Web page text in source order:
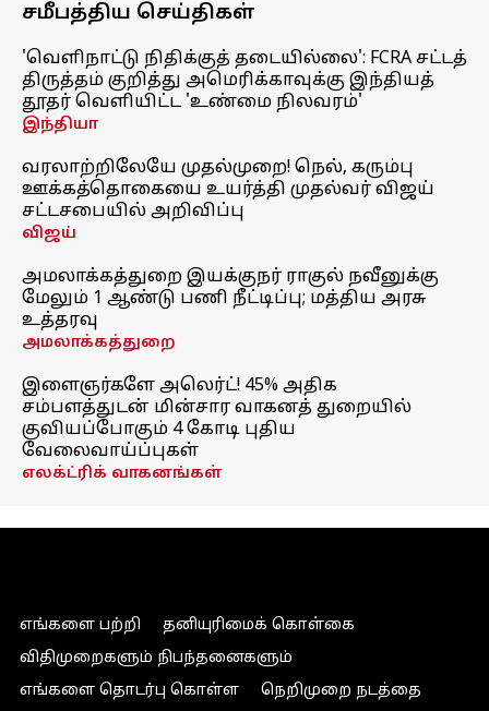
சமீபத்திய செய்திகள்
'வெளிநாட்டு நிதிக்குத் தடையில்லை': FCRA சட்டத்
திருத்தம் குறித்து அமெரிக்காவுக்கு இந்தியத்
தூதர் வெளியிட்ட 'உண்மை நிலவரம்'
இந்தியா
வரலாற்றிலேயே முதல்முறை! நெல், கரும்பு
ஊக்கத்தொகையை உயர்த்தி முதல்வர் விஜய்
சட்டசபையில் அறிவிப்பு
விஜய்
அமலாக்கத்துறை இயக்குநர் ராகுல் நவீனுக்கு
மேலும் 1 ஆண்டு பணி நீட்டிப்பு; மத்திய அரசு
உத்தரவு
அமலாக்கத்துறை
இளைஞர்களே அலெர்ட்! 45% அதிக
சம்பளத்துடன் மின்சார வாகனத் துறையில்
குவியப்போகும் 4 கோடி புதிய
வேலைவாய்ப்புகள்
எலக்ட்ரிக் வாகனங்கள்
எங்களை பற்றி
தனியுரிமைக் கொள்கை
விதிமுறைகளும் நிபந்தனைகளும்
எங்களை தொடர்பு கொள்ள
நெறிமுறை நடத்தை